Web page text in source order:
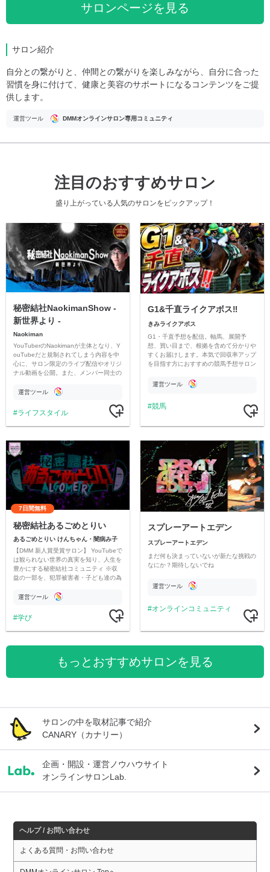
サロンページを見る
サロン紹介
自分との繋がりと、仲間との繋がりを楽しみながら、自分に合った
習慣を身に付けて、健康と美容のサポートになるコンテンツをご提
供します。
運営ツール DMMオンラインサロン専用コミュニティ
注目のおすすめサロン
盛り上がっている人気のサロンをピックアップ！
秘密結社NaokimanShow -
新世界より -
Naokiman
YouTuberのNaokimanが主体となり、Y
ouTubeだと規制されてしまう内容を中
心に、サロン限定のライブ配信やオリジ
ナル動画を公開。また、メンバー同士の
ただいています。
運営ツール
ライフスタイル
G1&千直ライクアボス‼️
きみライクアボス
G1・千直予想を配信。軸馬、展開予
想、買い目まで、根拠を含めて分かりや
すくお届けします。本気で回収率アップ
を目指す方におすすめの競馬予想サロン
運営ツール
競馬
7日間無料
秘密結社あるごめとりい
あるごめとりい けんちゃん・闇病み子
【DMM 新人賞受賞サロン】 YouTubeで
は観られない世界の真実を知り、人生を
豊かにする秘密結社コミュニティ ※収
益の一部を、犯罪被害者・子ども達の為
す運営ツール
学び
スプレーアートエデン
スプレーアートエデン
まだ何も決まっていないが新たな挑戦の
なにか？期待しないでね
運営ツール
オンラインコミュニティ
もっとおすすめサロンを見る
サロンの中を取材記事で紹介
CANARY（カナリー）
企画・開設・運営ノウハウサイト
オンラインサロンLab.
ヘルプ / お問い合わせ
よくある質問・お問い合わせ